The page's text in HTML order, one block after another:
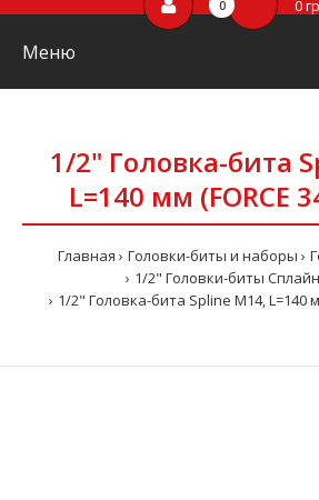
0 0
Меню
1/2" Головка-бита
L=140 мм (FORCE
Главная Головки-биты и наборы
1/2" Головки-биты
1/2" Головка-бита Spline M14, L=140